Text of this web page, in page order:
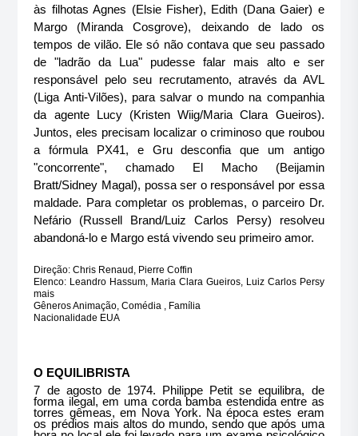
às filhotas Agnes (Elsie Fisher), Edith (Dana Gaier) e
Margo (Miranda Cosgrove), deixando de lado os
tempos de vilão. Ele só não contava que seu passado
de "ladrão da Lua" pudesse falar mais alto e ser
responsável pelo seu recrutamento, através da AVL
(Liga Anti-Vilões), para salvar o mundo na companhia
da agente Lucy (Kristen Wiig/Maria Clara Gueiros).
Juntos, eles precisam localizar o criminoso que roubou
a fórmula PX41, e Gru desconfia que um antigo
"concorrente", chamado El Macho (Beijamin
Bratt/Sidney Magal), possa ser o responsável por essa
maldade. Para completar os problemas, o parceiro Dr.
Nefário (Russell Brand/Luiz Carlos Persy) resolveu
abandoná-lo e Margo está vivendo seu primeiro amor.
Direção: Chris Renaud, Pierre Coffin
Elenco: Leandro Hassum, Maria Clara Gueiros, Luiz Carlos Persy
mais
Gêneros Animação, Comédia , Família
Nacionalidade EUA
O EQUILIBRISTA
7 de agosto de 1974. Philippe Petit se equilibra, de
forma ilegal, em uma corda bamba estendida entre as
torres gêmeas, em Nova York. Na época estes eram
os prédios mais altos do mundo, sendo que após uma